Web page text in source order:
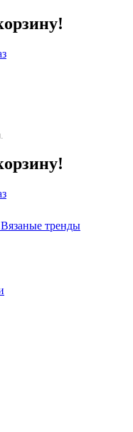
Вязаные тренды